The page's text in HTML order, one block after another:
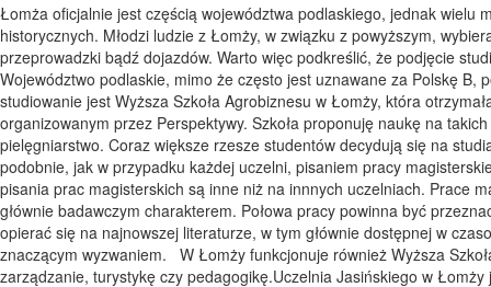
Łomża oficjalnie jest częścią województwa podlaskiego, jednak wielu
historycznych. Młodzi ludzie z Łomży, w związku z powyższym,
przeprowadzki bądź dojazdów. Warto więc podkreślić, że podjęcie
Województwo podlaskie, mimo że często jest uznawane za Polskę
studiowanie jest Wyższa Szkoła Agrobiznesu w Łomży, która
organizowanym przez Perspektywy. Szkoła proponuję naukę na
pielęgniarstwo. Coraz większe rzesze studentów decydują się na
podobnie, jak w przypadku każdej uczelni, pisaniem pracy
pisania prac magisterskich są inne niż na innnych uczelniach. Prace
głównie badawczym charakterem. Połowa pracy powinna być
opierać się na najnowszej literaturze, w tym głównie dostępnej w
znaczącym wyzwaniem. W Łomży funkcjonuje również Wyższa
zarządzanie, turystykę czy pedagogikę.Uczelnia Jasińskiego w